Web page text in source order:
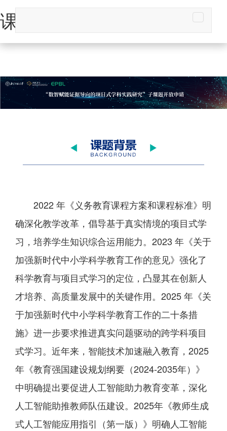
课题背景-新全讯平台
2022 年《义务教育课程方案和课程标准》明
确深化教学改革，倡导基于真实情境的项目式学
习，培养学生知识综合运用能力。2023 年《关于
加强新时代中小学科学教育工作的意见》强化了
科学教育与项目式学习的定位，凸显其在创新人
才培养、高质量发展中的关键作用。2025 年《关
于加强新时代中小学科学教育工作的二十条措
施》进一步要求推进真实问题驱动的跨学科项目
式学习。近年来，智能技术加速融入教育，2025
年《教育强国建设规划纲要（2024-2035年）》
中明确提出要促进人工智能助力教育变革，深化
人工智能助推教师队伍建设。2025年《教师生成
式人工智能应用指引（第一版）》明确人工智能